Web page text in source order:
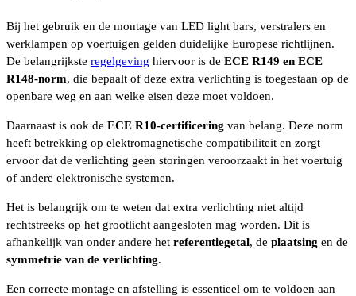
Bij het gebruik en de montage van LED light bars, verstralers en
werklampen op voertuigen gelden duidelijke Europese richtlijnen.
De belangrijkste regelgeving hiervoor is de ECE R149 en ECE
R148-norm, die bepaalt of deze extra verlichting is toegestaan op de
openbare weg en aan welke eisen deze moet voldoen.
Daarnaast is ook de ECE R10-certificering van belang. Deze norm
heeft betrekking op elektromagnetische compatibiliteit en zorgt
ervoor dat de verlichting geen storingen veroorzaakt in het voertuig
of andere elektronische systemen.
Het is belangrijk om te weten dat extra verlichting niet altijd
rechtstreeks op het grootlicht aangesloten mag worden. Dit is
afhankelijk van onder andere het referentiegetal, de plaatsing en de
symmetrie van de verlichting.
Een correcte montage en afstelling is essentieel om te voldoen aan